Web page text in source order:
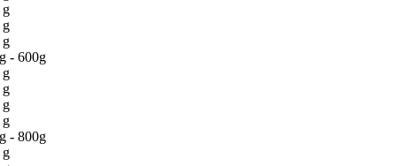
g
g
g
- 600g
g
g
g
g
- 800g
g